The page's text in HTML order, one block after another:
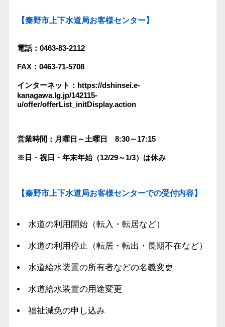
【秦野市上下水道局お客様センター】
電話：0463-83-2112
FAX：0463-71-5708
インターネット：https://dshinsei.e-
kanagawa.lg.jp/142115-
u/offer/offerList_initDisplay.action
営業時間：月曜日～土曜日 8:30～17:15
※日・祝日・年末年始（12/29～1/3）は休み
【秦野市上下水道局お客様センターでの受付内容】
水道の利用開始（転入・転居など）
水道の利用停止（転居・転出・長期不在など）
水道給水装置の所有者などの名義変更
水道給水装置の用途変更
福祉減免の申し込み